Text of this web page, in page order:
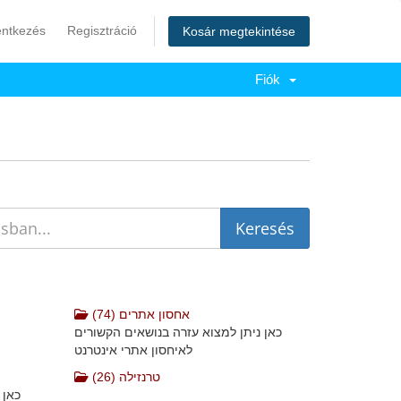
Regisztráció Kosár megtekintése
Fiók
אחסון אתרים (74)
כאן ניתן למצוא עזרה בנושאים הקשורים
לאיחסון אתרי אינטרנט
טרנזילה (26)